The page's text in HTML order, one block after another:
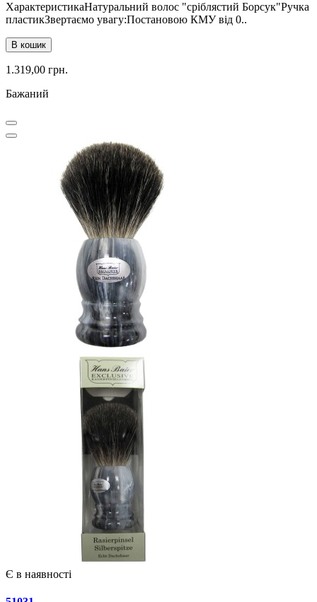
ХарактеристикаНатуральний волос "сріблястий Борсук"Ручка
пластикЗвертаємо увагу:Постановою КМУ від 0..
В кошик
1.319,00 грн.
Бажаний
Є в наявності